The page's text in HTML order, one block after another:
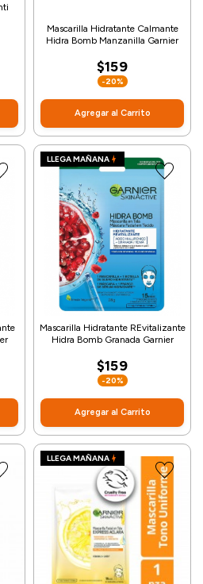
Mascarilla Hidratante Calmante
Hidra Bomb Manzanilla Garnier
$159
-20%
Agregar al Carrito
LLEGA MAÑANA
Mascarilla Hidratante REvitalizante
Hidra Bomb Granada Garnier
$159
-20%
Agregar al Carrito
LLEGA MAÑANA